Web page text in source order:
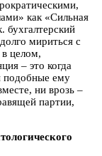
как «Сильная
бухгалтерский
мириться с
целом,
– это когда
подобные ему
ни врозь –
партии,